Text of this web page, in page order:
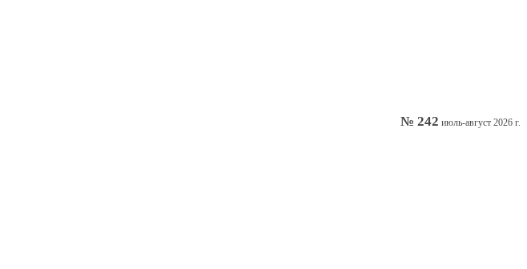
№ 242 июль-август 2026 г.